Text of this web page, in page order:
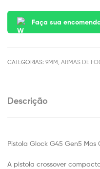
Faça sua
CATEGORIAS: 9MM ARMAS DE
Descrição
Pistola Glock G45 Gen5 Mos
A pistola crossover